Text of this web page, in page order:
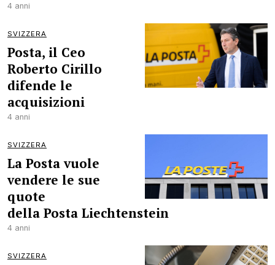
4 anni
SVIZZERA
Posta, il Ceo
Roberto Cirillo
difende le
acquisizioni
4 anni
SVIZZERA
La Posta vuole
vendere le sue
quote
della Posta Liechtenstein
4 anni
SVIZZERA